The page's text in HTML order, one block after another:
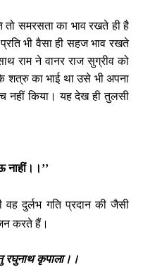
तो समरसता का भाव रखते ही है
भी वैसा ही सहज भाव रखते
राम ने वानर राज सुग्रीव को
शत्रु का भाई था उसे भी अपना
नहीं किया। यह देख ही तुलसी
नाहीं।।’’
वह दुर्लभ गति प्रदान की जैसी
करते हैं।
रघुनाथ कृपाला।।